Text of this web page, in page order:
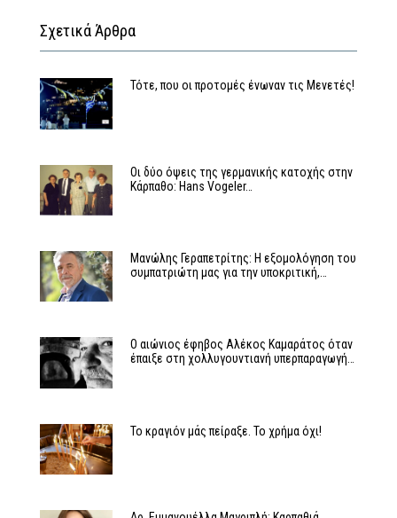
Σχετικά Άρθρα
Τότε, που οι προτομές ένωναν τις Μενετές!
Οι δύο όψεις της γερμανικής κατοχής στην
Κάρπαθο: Hans Vogeler…
Μανώλης Γεραπετρίτης: Η εξομολόγηση του
συμπατριώτη μας για την υποκριτική,…
Ο αιώνιος έφηβος Αλέκος Καμαράτος όταν
έπαιξε στη χολλυγουντιανή υπερπαραγωγή…
Το κραγιόν μάς πείραξε. Το χρήμα όχι!